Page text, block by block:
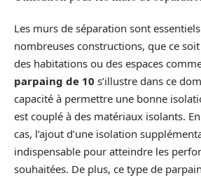
Les murs de séparation sont
nombreuses constructions, que ce
des habitations ou des espaces
parpaing de 10 s’illustre dans ce
capacité à permettre une bonne
est couplé à des matériaux isolants.
cas, l’ajout d’une isolation
indispensable pour atteindre les
souhaitées. De plus, ce type de